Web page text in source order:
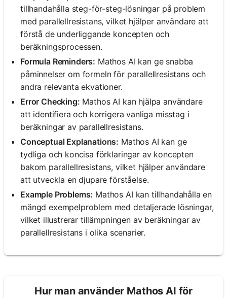
frågor
fråga
tillhandahålla steg-för-steg-lösningar på problem
med parallellresistans, vilket hjälper användare att
förstå de underliggande koncepten och
beräkningsprocessen.
Formula Reminders: Mathos AI kan ge snabba
påminnelser om formeln för parallellresistans och
andra relevanta ekvationer.
Error Checking: Mathos AI kan hjälpa användare
att identifiera och korrigera vanliga misstag i
beräkningar av parallellresistans.
Conceptual Explanations: Mathos AI kan ge
tydliga och koncisa förklaringar av koncepten
bakom parallellresistans, vilket hjälper användare
att utveckla en djupare förståelse.
Example Problems: Mathos AI kan tillhandahålla en
mängd exempelproblem med detaljerade lösningar,
vilket illustrerar tillämpningen av beräkningar av
parallellresistans i olika scenarier.
Hur man använder Mathos AI för